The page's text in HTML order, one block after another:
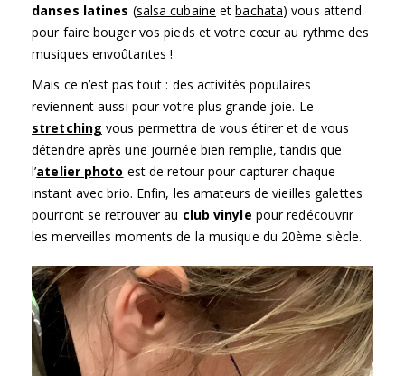
danses latines (salsa cubaine etbachata) vous attend
pour faire bouger vos pieds et votre cœur au rythme des
musiques envoûtantes !
Mais ce n’est pas tout : des activités populaires
reviennent aussi pour votre plus grande joie. Le
stretching vous permettra de vous étirer et de vous
détendre après une journée bien remplie, tandis que
l’atelier photo est de retour pour capturer chaque
instant avec brio. Enfin, les amateurs de vieilles galettes
pourront se retrouver au club vinyle pour redécouvrir
les merveilles moments de la musique du 20ème siècle.